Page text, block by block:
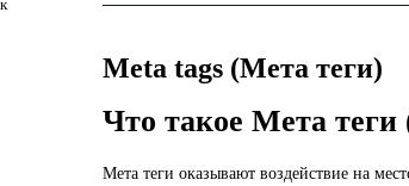
Meta tags (Мета теги)
Что такое Мета теги
Мета теги оказывают воздействие на